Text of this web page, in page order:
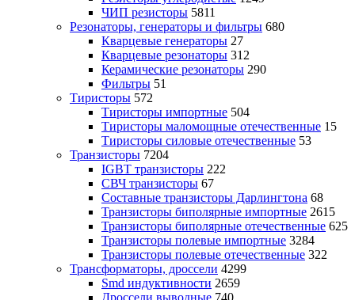
ЧИП резисторы 5811
Резонаторы, генераторы и фильтры 680
Кварцевые генераторы 27
Кварцевые резонаторы 312
Керамические резонаторы 290
Фильтры 51
Тиристоры 572
Тиристоры импортные 504
Тиристоры маломощные отечественные 15
Тиристоры силовые отечественные 53
Транзисторы 7204
IGBT транзисторы 222
СВЧ транзисторы 67
Составные транзисторы Дарлингтона 68
Транзисторы биполярные импортные 2615
Транзисторы биполярные отечественные 625
Транзисторы полевые импортные 3284
Транзисторы полевые отечественные 322
Трансформаторы, дроссели 4299
Smd индуктивности 2659
Дроссели выводные 740